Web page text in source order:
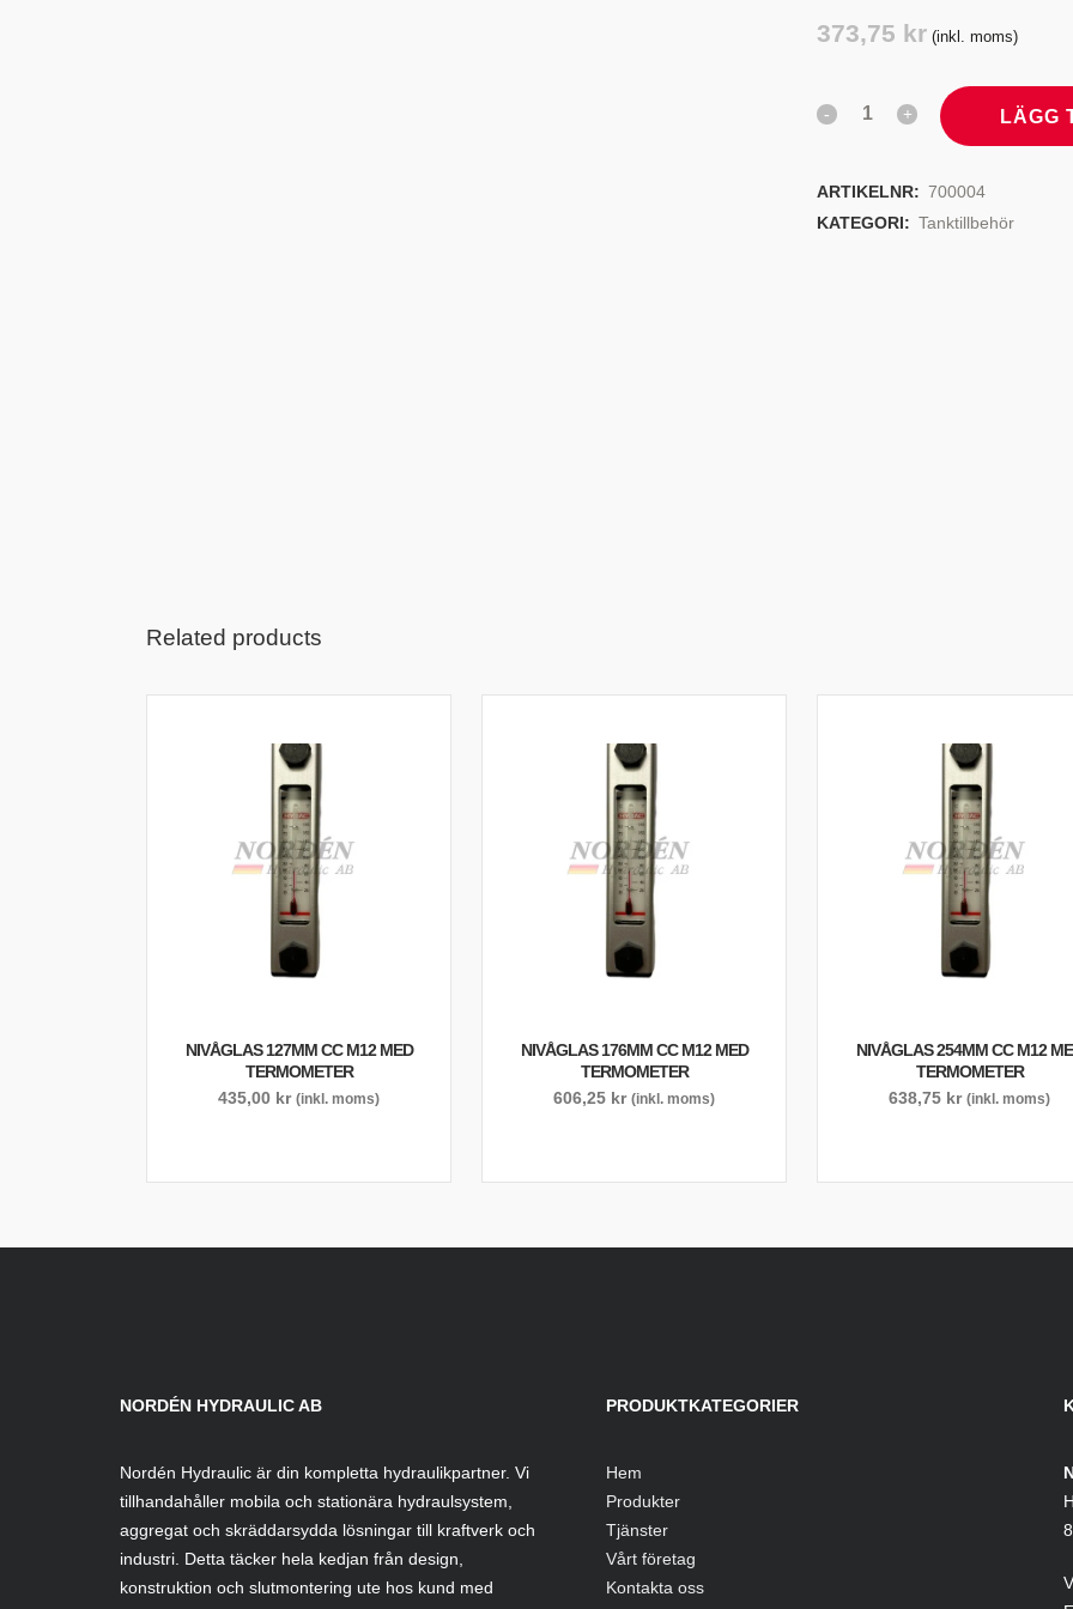
373,75 kr (inkl. moms)
LÄGG
ARTIKELNR: 700004
KATEGORI: Tanktillbehör
Related products
NIVÅGLAS 127MM CC M12 MED
TERMOMETER
435,00 kr (inkl. moms)
NIVÅGLAS 176MM CC M12 MED
TERMOMETER
606,25 kr (inkl. moms)
NIVÅGLAS 254MM CC M12
TERMOMETER
638,75 kr (inkl. moms)
NORDÉN HYDRAULIC AB
Nordén Hydraulic är din kompletta hydraulikpartner. Vi
tillhandahåller mobila och stationära hydraulsystem,
aggregat och skräddarsydda lösningar till kraftverk och
industri. Detta täcker hela kedjan från design,
konstruktion och slutmontering ute hos kund med
PRODUKTKATEGORIER
Hem
Produkter
Tjänster
Vårt företag
Kontakta oss